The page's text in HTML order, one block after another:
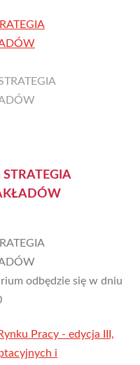
odbędzie się w dniu
Pracy - edycja III,
i